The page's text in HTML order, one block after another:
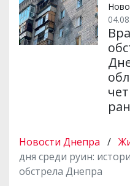
Новости Днепра /
дня среди руин:
обстрела Днепра